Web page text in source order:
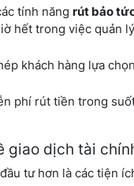
tính năng rút bảo
hết trong việc quản
khách hàng lựa
phí rút tiền trong
giao dịch tài
tư hơn là các tiện